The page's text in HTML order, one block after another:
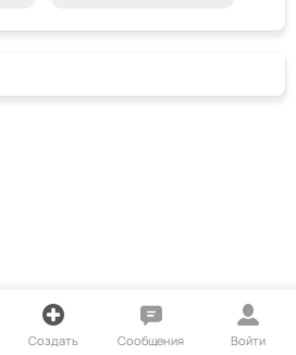
Создать Сообщения Войти